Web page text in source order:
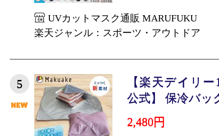
UVカットマスク通販 MARUFUKU
楽天ジャンル：スポーツ・アウトドア
5
【楽天デイリー
公式】 保冷バッ
2,480円